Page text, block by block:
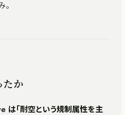
たか
「耐空という規制属性を主